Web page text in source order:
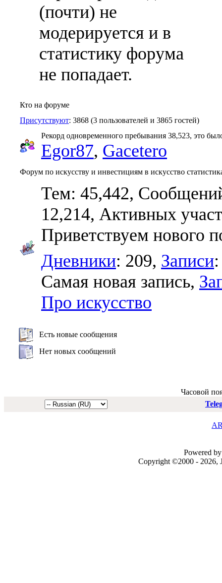
(почти) не
модерируется и в
статистику форума
не попадает.
Кто на форуме
Присутствуют: 3868 (3 пользователей и 3865 гостей)
Рекорд одновременного пребывания 38,523, это
Egor87, Gacetero
Форум по искусству и инвестициям в искусство
Тем: 45,442,
12,214, Активных
Приветствуем нового
Дневники: 209, Записи
Самая новая запись,
Про искусство
Есть новые сообщения
Нет новых сообщений
Часовой
Powered
Copyright ©2000 - 2026,